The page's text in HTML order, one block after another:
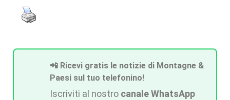
📲 Ricevi gratis le notizie di Montagne &
Paesi sul tuo telefonino!
Iscriviti al nostro canale WhatsApp